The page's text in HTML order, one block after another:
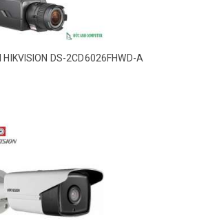
adjustable via web
browser or client
software
Interest (support 1 fixed
region)
DS-2CD6026FHWD-A